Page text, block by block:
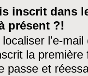
inscrit dans
présent ?!
l’e-
la première
passe et